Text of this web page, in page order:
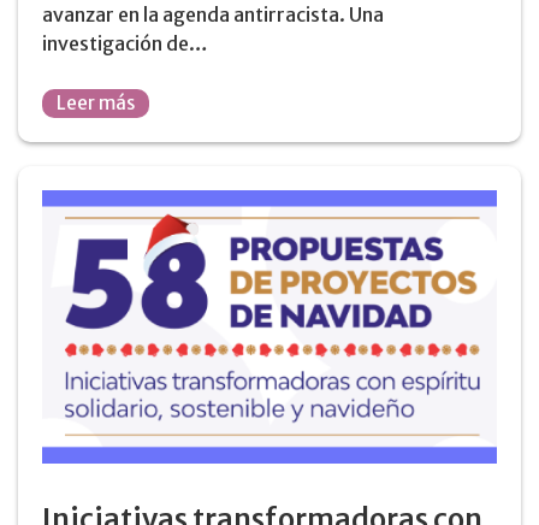
avanzar en la agenda antirracista. Una
investigación de…
Leer más